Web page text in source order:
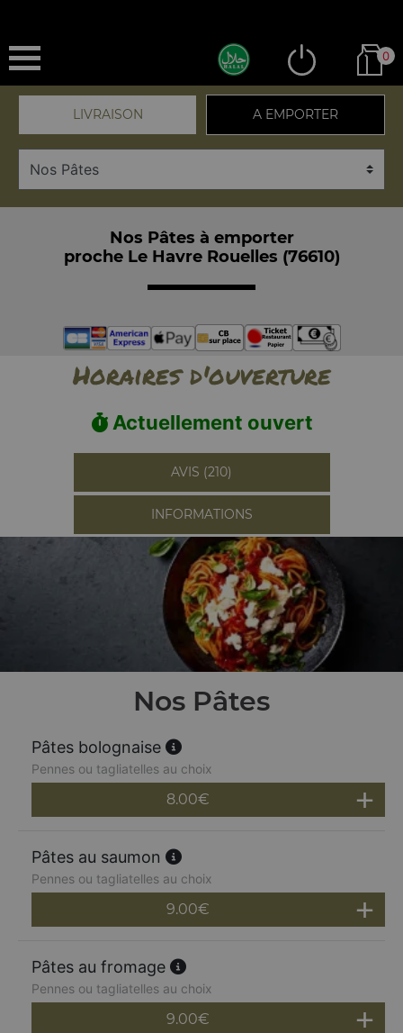
0
LIVRAISON A EMPORTER
Nos Pâtes à emporter
proche Le Havre Rouelles (76610)
Horaires d'ouverture
Actuellement ouvert
AVIS (210)
INFORMATIONS
Nos Pâtes
Pâtes bolognaise
Pennes ou tagliatelles au choix
8.00€
Pâtes au saumon
Pennes ou tagliatelles au choix
9.00€
Pâtes au fromage
Pennes ou tagliatelles au choix
9.00€